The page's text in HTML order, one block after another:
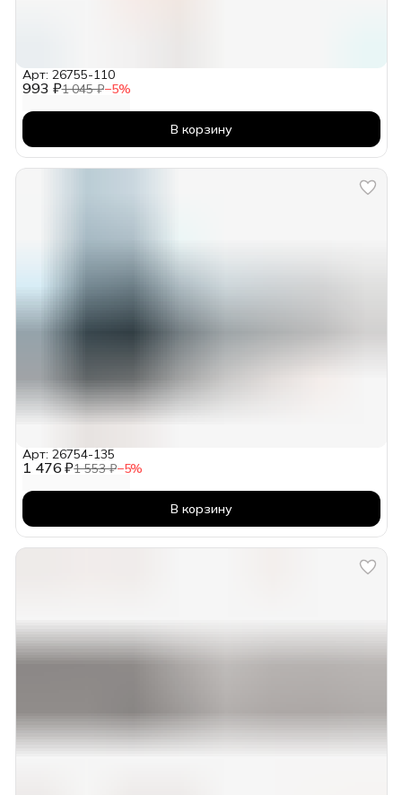
993 ₽1 045 ₽−5%
Арт: 26755-110
В корзину
1 476 ₽1 553 ₽−5%
Арт: 26754-135
В корзину